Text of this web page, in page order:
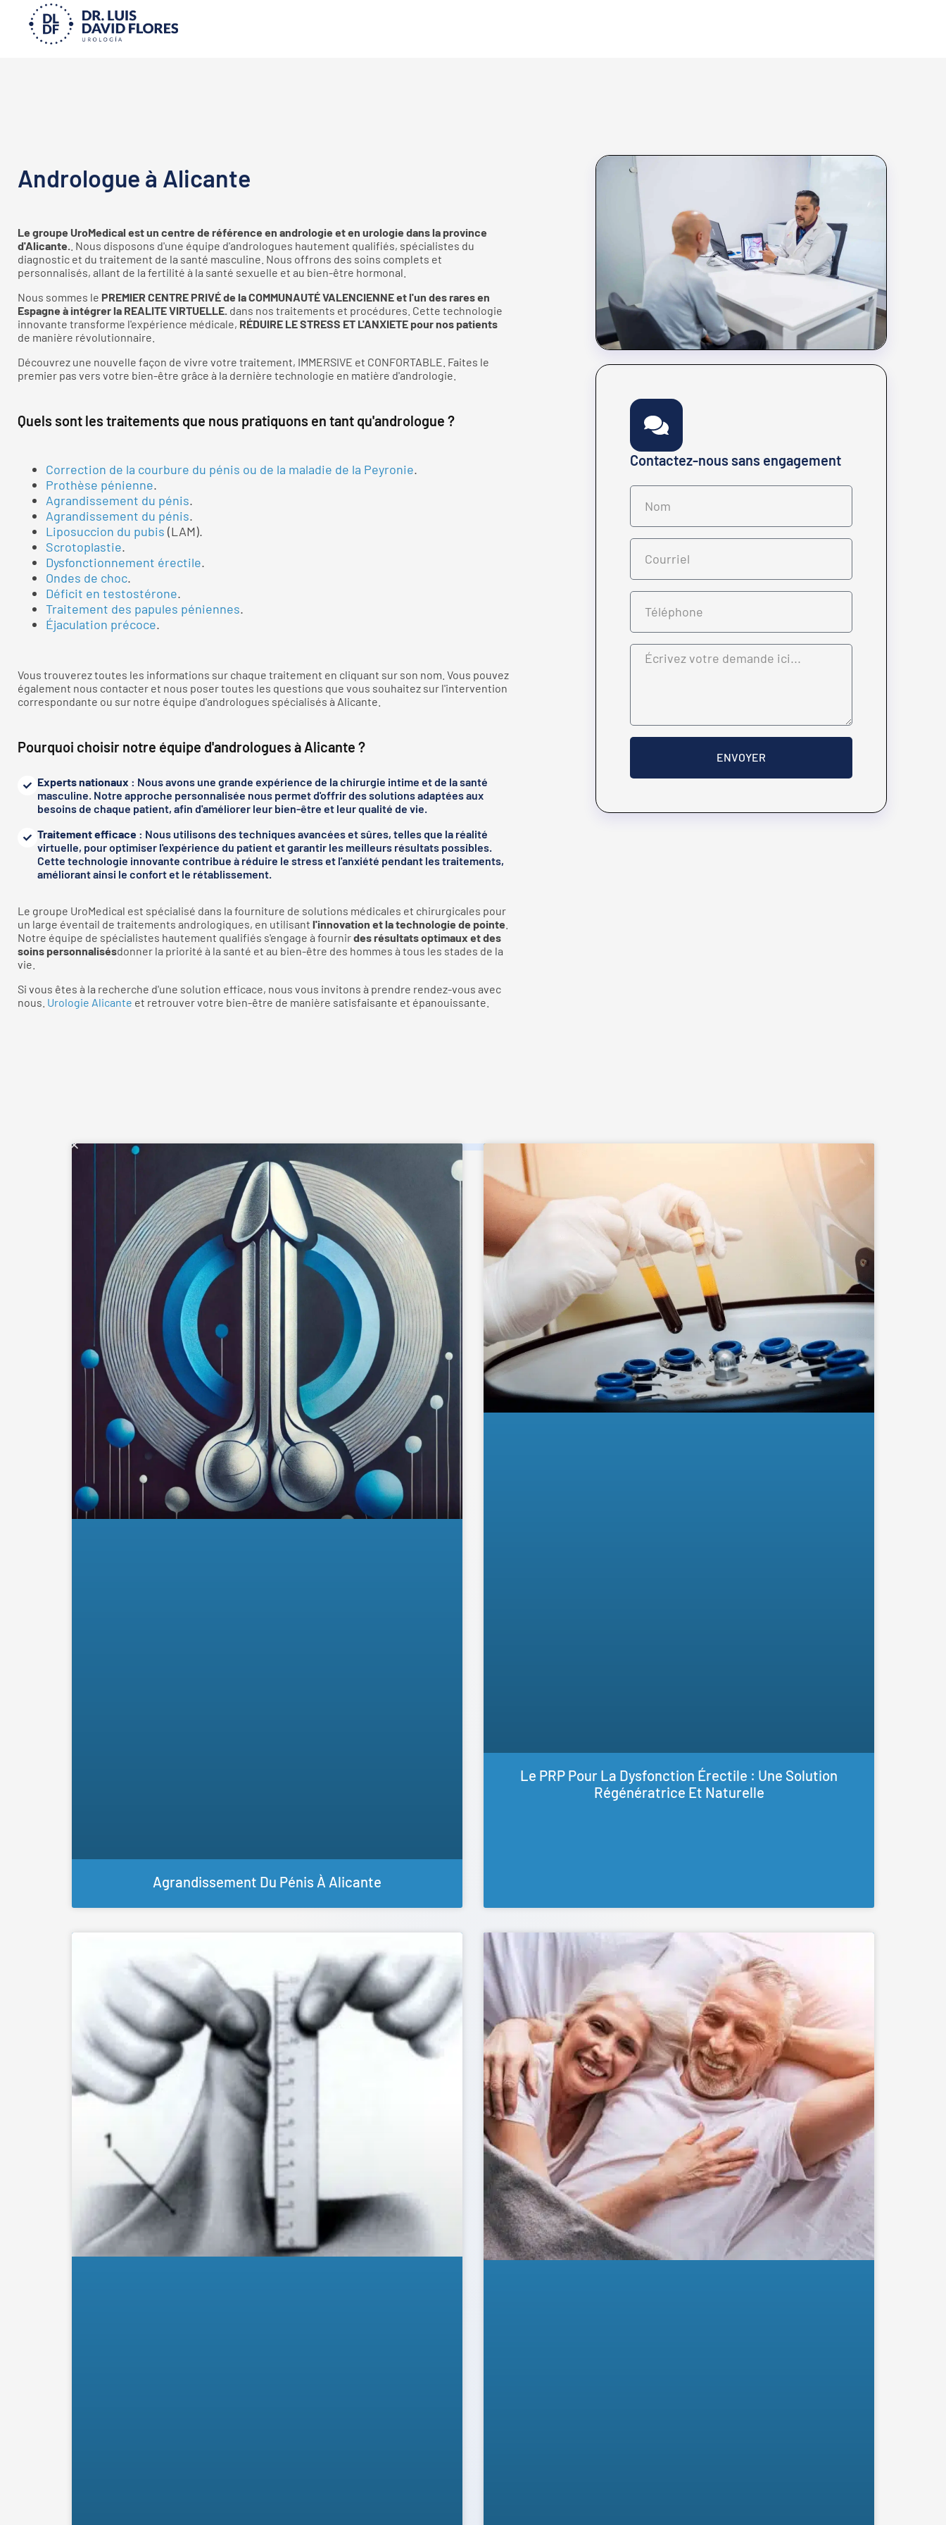
Andrologue à Alicante
Le groupe UroMedical est un centre de référence en andrologie et en urologie dans la province
d'Alicante. . Nous disposons d'une équipe d'andrologues hautement qualifiés, spécialistes du
diagnostic et du traitement de la santé masculine. Nous offrons des soins complets et
personnalisés, allant de la fertilité à la santé sexuelle et au bien-être hormonal.
Nous sommes le PREMIER CENTRE PRIVÉ de la COMMUNAUTÉ VALENCIENNE et l'un des rares en
Espagne à intégrer la REALITE VIRTUELLE. dans nos traitements et procédures. Cette technologie
innovante transforme l'expérience médicale, RÉDUIRE LE STRESS ET L'ANXIETE pour nos patients
de manière révolutionnaire.
Découvrez une nouvelle façon de vivre votre traitement, IMMERSIVE et CONFORTABLE. Faites le
premier pas vers votre bien-être grâce à la dernière technologie en matière d'andrologie.
Quels sont les traitements que nous pratiquons en tant qu'andrologue ?
Correction de la courbure du pénis ou de la maladie de la Peyronie.
Prothèse pénienne.
Agrandissement du pénis.
Agrandissement du pénis.
Liposuccion du pubis (LAM).
Scrotoplastie.
Dysfonctionnement érectile.
Ondes de choc.
Déficit en testostérone.
Traitement des papules péniennes.
Éjaculation précoce.
Vous trouverez toutes les informations sur chaque traitement en cliquant sur son nom. Vous pouvez
également nous contacter et nous poser toutes les questions que vous souhaitez sur l'intervention
correspondante ou sur notre équipe d'andrologues spécialisés à Alicante.
Pourquoi choisir notre équipe d'andrologues à Alicante ?
Experts nationaux : Nous avons une grande expérience de la chirurgie intime et de la santé
masculine. Notre approche personnalisée nous permet d'offrir des solutions adaptées aux
besoins de chaque patient, afin d'améliorer leur bien-être et leur qualité de vie.
Traitement efficace : Nous utilisons des techniques avancées et sûres, telles que la réalité
virtuelle, pour optimiser l'expérience du patient et garantir les meilleurs résultats possibles.
Cette technologie innovante contribue à réduire le stress et l'anxiété pendant les traitements,
améliorant ainsi le confort et le rétablissement.
Le groupe UroMedical est spécialisé dans la fourniture de solutions médicales et chirurgicales pour
un large éventail de traitements andrologiques, en utilisantl'innovation et la technologie de pointe
Notre équipe de spécialistes hautement qualifiés s'engage à fournirdes résultats optimaux et des
soins personnalisésdonner la priorité à la santé et au bien-être des hommes à tous les stades de la
vie.
Si vous êtes à la recherche d'une solution efficace, nous vous invitons à prendre rendez-vous avec
nous. Urologie Alicante et retrouver votre bien-être de manière satisfaisante et épanouissante.
Contactez-nous sans engagement
ENVOYER
Agrandissement Du Pénis À Alicante
Le PRP Pour La Dysfonction Érectile : Une Solution
Régénératrice Et Naturelle